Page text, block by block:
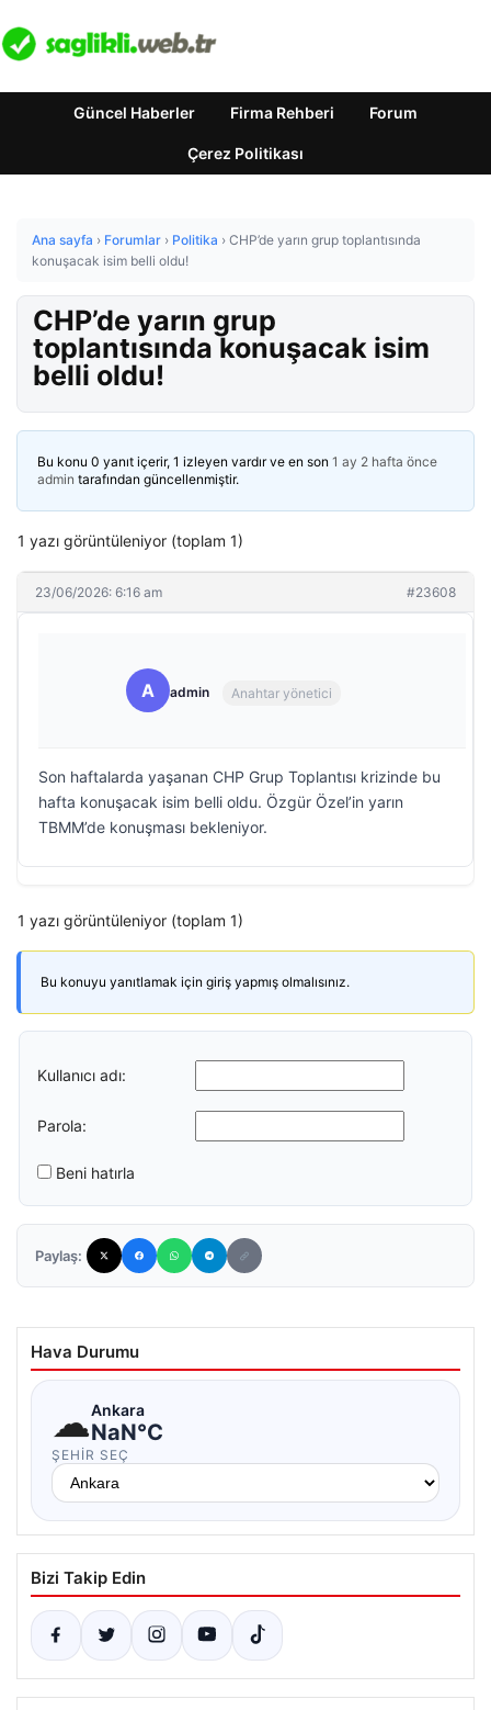
Güncel Haberler Firma Rehberi Forum
Çerez Politikası
Ana sayfa › Forumlar › Politika › CHP’de yarın grup toplantısında
konuşacak isim belli oldu!
CHP’de yarın grup
toplantısında konuşacak isim
belli oldu!
Bu konu 0 yanıt içerir, 1 izleyen vardır ve en son 1 ay 2 hafta önce
admin tarafından güncellenmiştir.
1 yazı görüntüleniyor (toplam 1)
23/06/2026: 6:16 am #23608
A admin Anahtar yönetici
Son haftalarda yaşanan CHP Grup Toplantısı krizinde bu
hafta konuşacak isim belli oldu. Özgür Özel’in yarın
TBMM’de konuşması bekleniyor.
1 yazı görüntüleniyor (toplam 1)
Bu konuyu yanıtlamak için giriş yapmış olmalısınız.
Kullanıcı adı:
Parola:
Beni hatırla
Paylaş:
Hava Durumu
☁Ankara
NaN°C
ŞEHIR SEÇ
Bizi Takip Edin